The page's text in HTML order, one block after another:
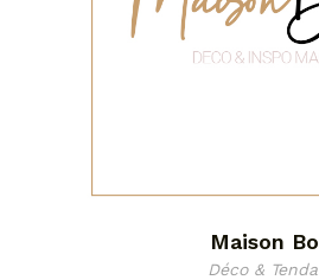
Maison
Déco &